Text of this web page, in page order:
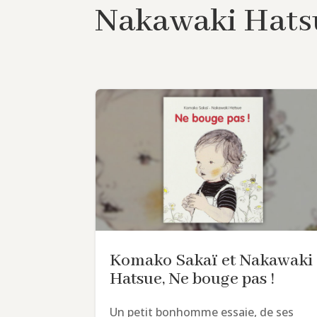
Nakawaki
Komako Sakaï et Nakawaki
Hatsue, Ne bouge pas !
Un petit bonhomme essaie, de ses